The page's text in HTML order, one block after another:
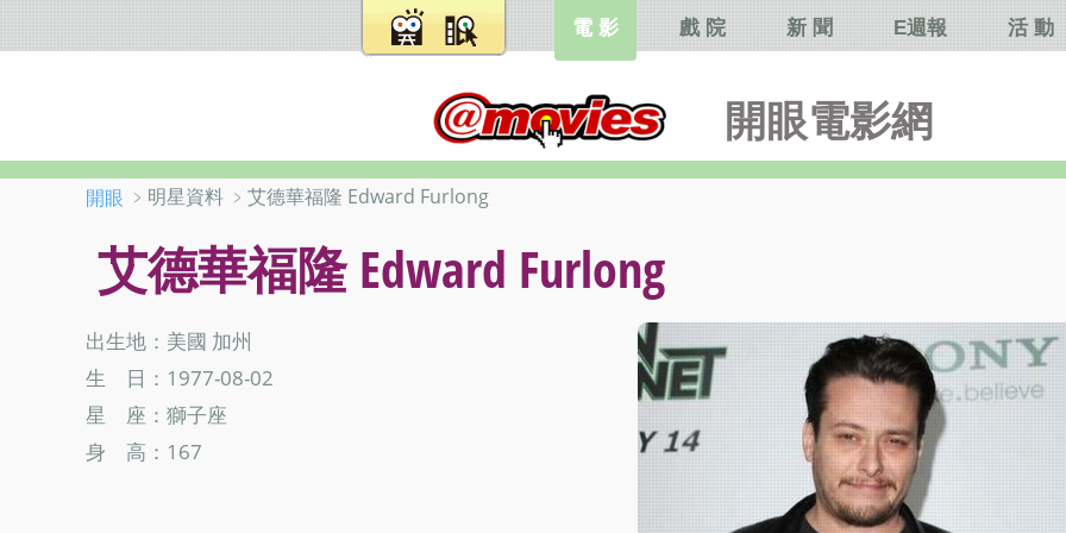
開眼電影網
電 影 戲 院 新 聞 E週報 活 動
開眼 ﹥明星資料 ﹥艾德華福隆 Edward Furlong
艾德華福隆 Edward Furlong
出生地：美國 加州
生 日：1977-08-02
星 座：獅子座
身 高：167